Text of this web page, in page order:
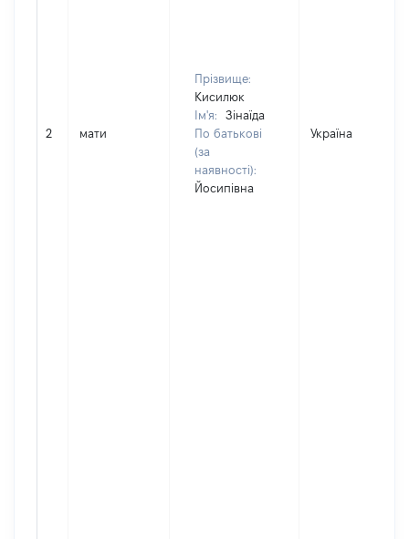
2 мати
Прізвище:
Кисилюк
Ім'я:
Зінаїда
По батькові
(за
наявності):
Йосипівна
Україна